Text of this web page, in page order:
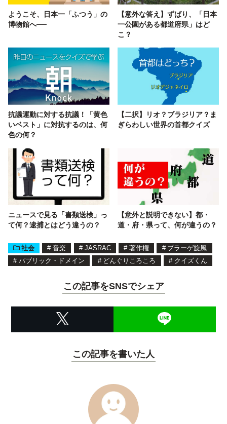
ようこそ、日本一「ふつう」の
博物館へ──
【意外な答え】ずばり、「日本
一公園がある都道府県」はど
こ？
抗議運動に対する抗議！「黄色
いベスト」に対抗するのは、何
色の何？
【二択】リオ？ブラジリア？ま
ぎらわしい世界の首都クイズ
ニュースで見る「書類送検」っ
て何？逮捕とはどう違うの？
【意外と説明できない】都・
道・府・県って、何が違うの？
社会 # 音楽 # JASRAC # 著作権 # プラーゲ旋風
# パブリック・ドメイン # どんぐりころころ # クイズくん
この記事をSNSでシェア
この記事を書いた人